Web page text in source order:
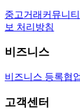
중고거래 커뮤니티
보 처리방침
비즈니스
비즈니스 등록협
고객센터